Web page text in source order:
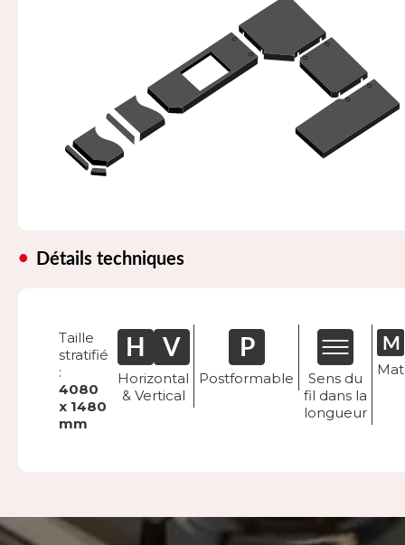
Détails techniques
Taille
stratifié
:
4080
x 1480
mm
Horizontal
& Vertical
Postformable
Sens du
fil dans la
longueur
Mat